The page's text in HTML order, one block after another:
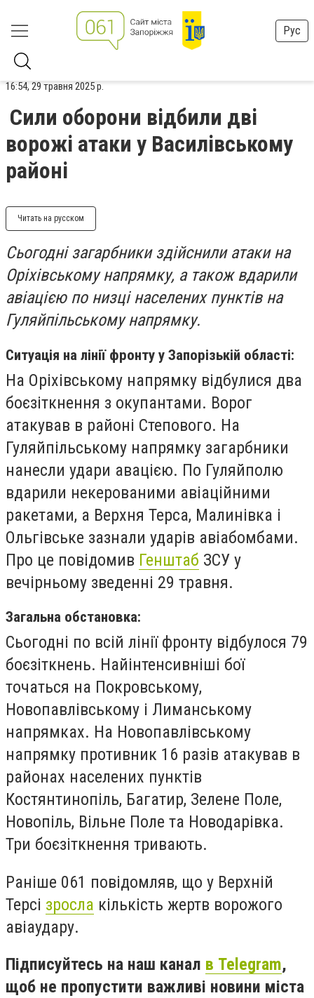
Рус
16:54, 29 травня 2025 р.
Сили оборони відбили дві
ворожі атаки у Василівському
районі
Читать на русском
Сьогодні загарбники здійснили атаки на
Оріхівському напрямку, а також вдарили
авіацією по низці населених пунктів на
Гуляйпільському напрямку.
Ситуація на лінії фронту у Запорізькій області:
На Оріхівському напрямку відбулися два
боєзіткнення з окупантами. Ворог
атакував в районі Степового. На
Гуляйпільському напрямку загарбники
нанесли удари авацією. По Гуляйполю
вдарили некерованими авіаційними
ракетами, а Верхня Терса, Малинівка і
Ольгівське зазнали ударів авіабомбами.
Про це повідомив Генштаб ЗСУ у
вечірньому зведенні 29 травня.
Загальна обстановка:
Сьогодні по всій лінії фронту відбулося 79
боєзіткнень. Найінтенсивніші бої
точаться на Покровському,
Новопавлівському і Лиманському
напрямках. На Новопавлівському
напрямку противник 16 разів атакував в
районах населених пунктів
Костянтинопіль, Багатир, Зелене Поле,
Новопіль, Вільне Поле та Новодарівка.
Три боєзіткнення тривають.
Раніше 061 повідомляв, що у Верхній
Терсі зросла кількість жертв ворожого
авіаудару.
Підписуйтесь на наш канал в Telegram,
щоб не пропустити важливі новини міста